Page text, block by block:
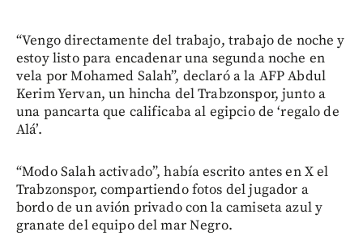
“Vengo directamente del trabajo, trabajo de noche y
estoy listo para encadenar una segunda noche en
vela por Mohamed Salah”, declaró a la AFP Abdul
Kerim Yervan, un hincha del Trabzonspor, junto a
una pancarta que calificaba al egipcio de ‘regalo de
Alá’.
“Modo Salah activado”, había escrito antes en X el
Trabzonspor, compartiendo fotos del jugador a
bordo de un avión privado con la camiseta azul y
granate del equipo del mar Negro.